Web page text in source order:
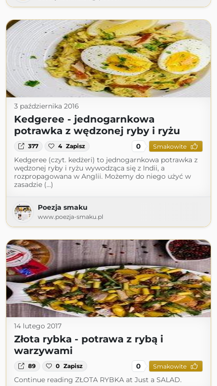
3 października 2016
Kedgeree - jednogarnkowa
potrawka z wędzonej ryby i ryżu
377 4 Zapisz 0 Smakowite
Kedgeree (czyt. kedżeri) to jednogarnkowa potrawka z
wędzonej ryby i ryżu wywodząca się z Indii, a
rozpropagowana w Anglii. Możemy do niego użyć w
zasadzie (...)
Poezja smaku
www.poezja-smaku.pl
14 lutego 2017
Złota rybka - potrawa z rybą i
warzywami
89 0 Zapisz 0 Smakowite
Continue reading ZŁOTA RYBKA at Just a SALAD.